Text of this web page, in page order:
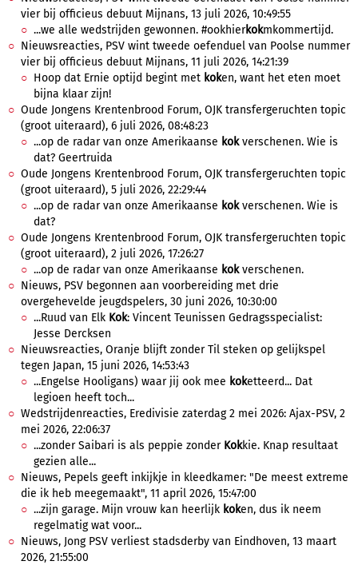
vier bij officieus debuut Mijnans, 13 juli 2026, 10:49:55
...we alle wedstrijden gewonnen. #ookhierkokmkommertijd.
Nieuwsreacties, PSV wint tweede oefenduel van Poolse nummer
vier bij officieus debuut Mijnans, 11 juli 2026, 14:21:39
Hoop dat Ernie optijd begint met koken, want het eten moet
bijna klaar zijn!
Oude Jongens Krentenbrood Forum, OJK transfergeruchten topic
(groot uiteraard), 6 juli 2026, 08:48:23
...op de radar van onze Amerikaanse kokverschenen. Wie is
dat? Geertruida
Oude Jongens Krentenbrood Forum, OJK transfergeruchten topic
(groot uiteraard), 5 juli 2026, 22:29:44
...op de radar van onze Amerikaanse kokverschenen. Wie is
dat?
Oude Jongens Krentenbrood Forum, OJK transfergeruchten topic
(groot uiteraard), 2 juli 2026, 17:26:27
...op de radar van onze Amerikaanse kokverschenen.
Nieuws, PSV begonnen aan voorbereiding met drie
overgehevelde jeugdspelers, 30 juni 2026, 10:30:00
...Ruud van Elk Kok: Vincent Teunissen Gedragsspecialist:
Jesse Dercksen
Nieuwsreacties, Oranje blijft zonder Til steken op gelijkspel
tegen Japan, 15 juni 2026, 14:53:43
...Engelse Hooligans) waar jij ook mee koketteerd... Dat
legioen heeft toch...
Wedstrijdenreacties, Eredivisie zaterdag 2 mei 2026: Ajax-PSV, 2
mei 2026, 22:06:37
...zonder Saibari is als peppie zonder Kokkie. Knap resultaat
gezien alle...
Nieuws, Pepels geeft inkijkje in kleedkamer: "De meest extreme
die ik heb meegemaakt", 11 april 2026, 15:47:00
...zijn garage. Mijn vrouw kan heerlijk koken, dus ik neem
regelmatig wat voor...
Nieuws, Jong PSV verliest stadsderby van Eindhoven, 13 maart
2026, 21:55:00